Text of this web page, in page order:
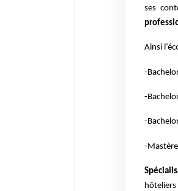
ses
Ainsi
-
-
-
-Mastère
hôteliers